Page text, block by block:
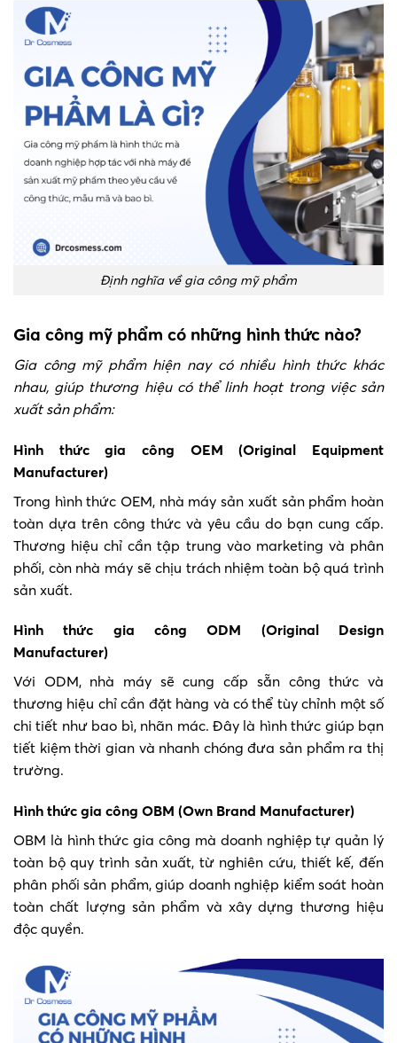
Định nghĩa về gia công mỹ phẩm
Gia công mỹ phẩm có những hình thức nào?
Gia công mỹ phẩm hiện nay có nhiều hình thức khác
nhau, giúp thương hiệu có thể linh hoạt trong việc sản
xuất sản phẩm:
Hình thức gia công OEM (Original Equipment
Manufacturer)
Trong hình thức OEM, nhà máy sản xuất sản phẩm hoàn
toàn dựa trên công thức và yêu cầu do bạn cung cấp.
Thương hiệu chỉ cần tập trung vào marketing và phân
phối, còn nhà máy sẽ chịu trách nhiệm toàn bộ quá trình
sản xuất.
Hình thức gia công ODM (Original Design
Manufacturer)
Với ODM, nhà máy sẽ cung cấp sẵn công thức và
thương hiệu chỉ cần đặt hàng và có thể tùy chỉnh một số
chi tiết như bao bì, nhãn mác. Đây là hình thức giúp bạn
tiết kiệm thời gian và nhanh chóng đưa sản phẩm ra thị
trường.
Hình thức gia công OBM (Own Brand Manufacturer)
OBM là hình thức gia công mà doanh nghiệp tự quản lý
toàn bộ quy trình sản xuất, từ nghiên cứu, thiết kế, đến
phân phối sản phẩm, giúp doanh nghiệp kiểm soát hoàn
toàn chất lượng sản phẩm và xây dựng thương hiệu
độc quyền.